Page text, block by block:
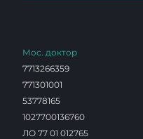
Мос. доктор
7713266359
771301001
53778165
1027700136760
ЛО 77 01 012765